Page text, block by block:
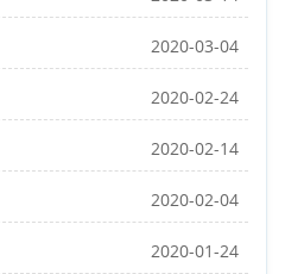
2020-03-04
2020-02-24
2020-02-14
2020-02-04
2020-01-24